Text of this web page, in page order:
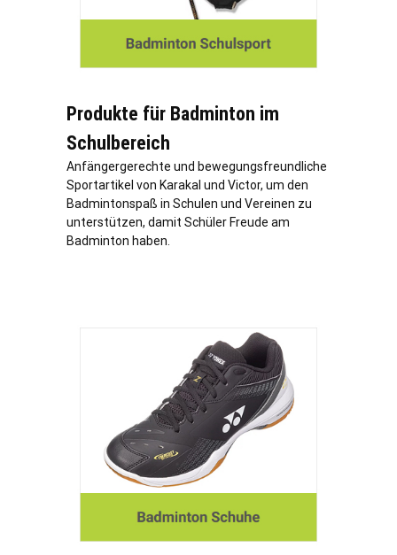
Produkte für Badminton im
Schulbereich
Anfängergerechte und bewegungsfreundliche
Sportartikel von Karakal und Victor, um den
Badmintonspaß in Schulen und Vereinen zu
unterstützen, damit Schüler Freude am
Badminton haben.